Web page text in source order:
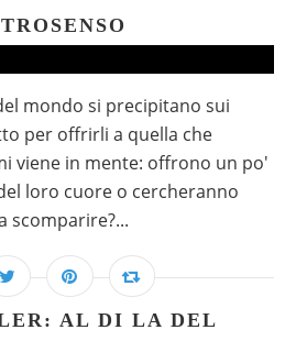
mondo si precipitano sui
per offrirli a quella che
viene in mente: offrono un po'
loro cuore o cercheranno
scomparire?...
AL DI LA DEL